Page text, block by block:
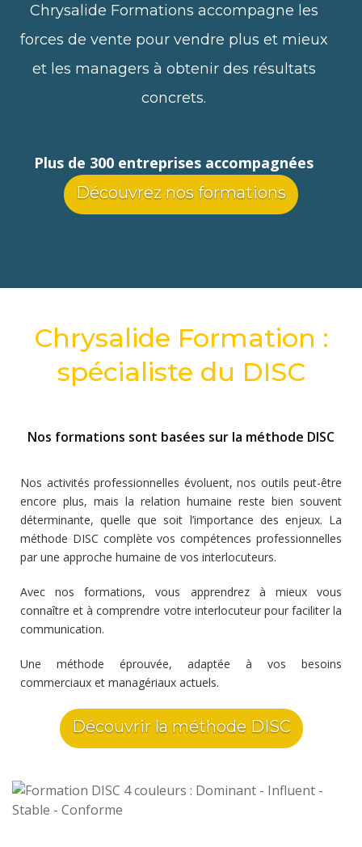
Chrysalide Formations accompagne les
forces de vente pour vendre plus et mieux
et les managers à obtenir des résultats
concrets.
Plus de 300 entreprises accompagnées
Découvrez nos formations
Chrysalide Formation :
spécialiste du DISC
Nos formations sont basées sur la méthode DISC
Nos activités professionnelles évoluent, nos outils peut-être
encore plus, mais la relation humaine reste bien souvent
déterminante, quelle que soit l’importance des enjeux. La
méthode DISC complète vos compétences professionnelles
par une approche humaine de vos interlocuteurs.
Avec nos formations, vous apprendrez à mieux vous
connaître et à comprendre votre interlocuteur pour faciliter la
communication.
Une méthode éprouvée, adaptée à vos besoins
commerciaux et managériaux actuels.
Découvrir la méthode DISC